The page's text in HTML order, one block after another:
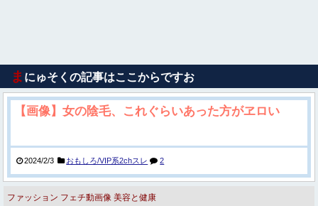
ま にゅそくの記事はここからですお
【画像】女の陰毛、これぐらいあった方がヱロい
2024/2/3 おもしろ/VIP系2chスレ 2
ファッション フェチ動画像 美容と健康